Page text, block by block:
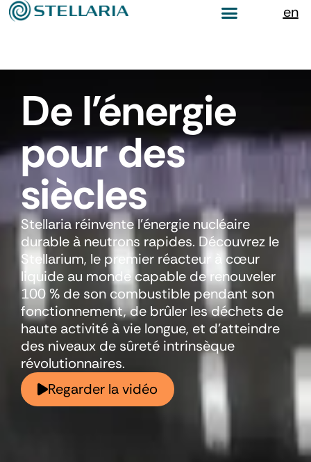
en
De l'énergie
pour des
siècles
Stellaria réinvente l’énergie nucléaire
durable à neutrons rapides. Découvrez le
Stellarium, le premier réacteur à cœur
liquide au monde capable de renouveler
100 % de son combustible pendant son
fonctionnement, de brûler les déchets de
haute activité à vie longue, et d’atteindre
des niveaux de sûreté intrinsèque
révolutionnaires.
Regarder la vidéo